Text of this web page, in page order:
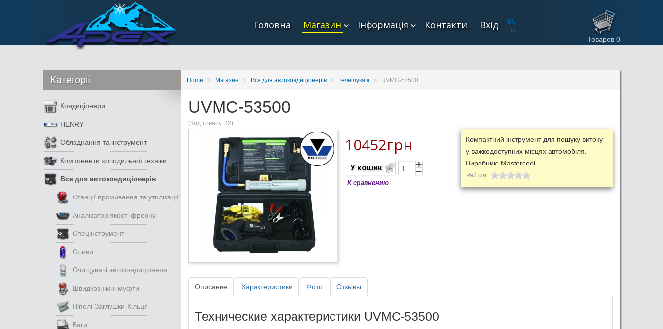
Головна Магазин Інформація Контакти Вхід
Товаров 0
RU
UA
Home Магазин Все для автокондиціонерів Течешукачі UVMC-53500
UVMC-53500
(Код товару: 32)
10452грн
У кошик
Компактний інструмент для пошуку витоку
у важкодоступних місцях автомобіля.
Виробник: Mastercool
Рейтинг:
Описание Характеристики Фото Отзывы
Технические характеристики UVMC-53500
Категорії
Кондиціонери
HENRY
Обладнання та інструмент
Компоненти холодильної техніки
Все для автокондиціонерів
Станції промивання та утилізації
Аналізатор якості фреону
Спецінструмент
Оливи
Очищувачі автокондиціонера
Швидкознімні муфти
Ніпелі-Заглушки-Кільця
Ваги